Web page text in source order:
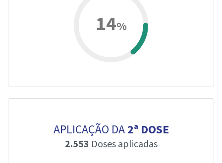
14%
APLICAÇÃO DA2ª DOSE
2.553 Doses aplicadas